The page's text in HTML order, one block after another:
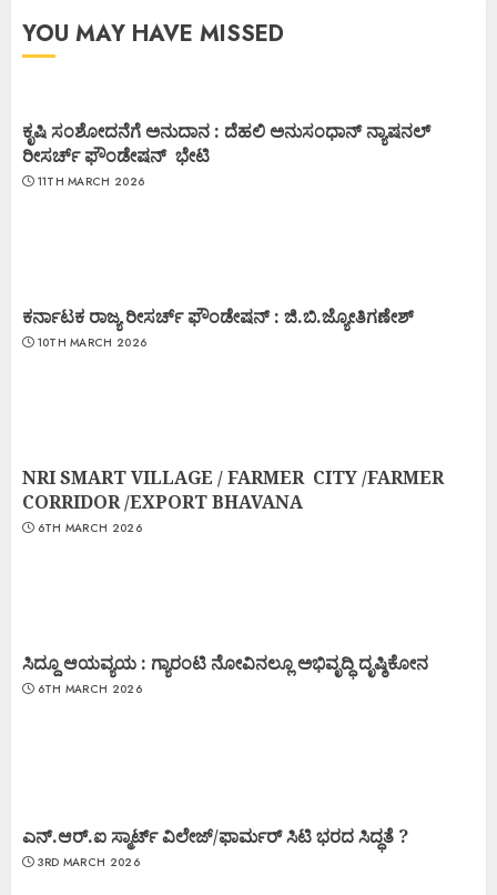
YOU MAY HAVE MISSED
ಕೃಷಿ ಸಂಶೋದನೆಗೆ ಅನುದಾನ : ದೆಹಲಿ ಅನುಸಂಧಾನ್ ನ್ಯಾಷನಲ್
ರೀಸರ್ಚ್ ಫೌಂಡೇಷನ್ ಭೇಟಿ
11TH MARCH 2026
ಕರ್ನಾಟಕ ರಾಜ್ಯ ರೀಸರ್ಚ್ ಫೌಂಡೇಷನ್ : ಜಿ.ಬಿ.ಜ್ಯೋತಿಗಣೇಶ್
10TH MARCH 2026
NRI SMART VILLAGE / FARMER CITY /FARMER
CORRIDOR /EXPORT BHAVANA
6TH MARCH 2026
ಸಿದ್ದೂ ಆಯವ್ಯಯ : ಗ್ಯಾರಂಟಿ ನೋವಿನಲ್ಲೂ ಅಭಿವೃದ್ಧಿ ದೃಷ್ಠಿಕೋನ
6TH MARCH 2026
ಎನ್.ಆರ್.ಐ ಸ್ಮಾರ್ಟ್ ವಿಲೇಜ್/ಫಾರ್ಮರ್ ಸಿಟಿ ಭರದ ಸಿದ್ಧತೆ ?
3RD MARCH 2026